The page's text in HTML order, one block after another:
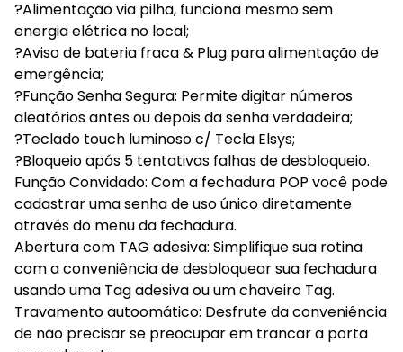
?Alimentação via pilha, funciona mesmo sem
energia elétrica no local;
?Aviso de bateria fraca & Plug para alimentação de
emergência;
?Função Senha Segura: Permite digitar números
aleatórios antes ou depois da senha verdadeira;
?Teclado touch luminoso c/ Tecla Elsys;
?Bloqueio após 5 tentativas falhas de desbloqueio.
Função Convidado: Com a fechadura POP você pode
cadastrar uma senha de uso único diretamente
através do menu da fechadura.
Abertura com TAG adesiva: Simplifique sua rotina
com a conveniência de desbloquear sua fechadura
usando uma Tag adesiva ou um chaveiro Tag.
Travamento autoomático: Desfrute da conveniência
de não precisar se preocupar em trancar a porta